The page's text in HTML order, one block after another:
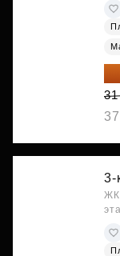
3-
ЖК